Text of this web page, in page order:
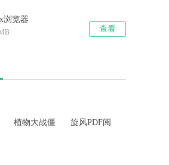
浏览器
查看
植物大战僵
旋风PDF阅